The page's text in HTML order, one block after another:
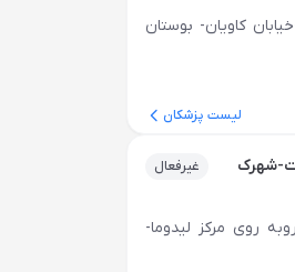
کاویان- بوستان
لیست پزشکان
شهرک
غیرفعال
روی مرکز لیدوما-